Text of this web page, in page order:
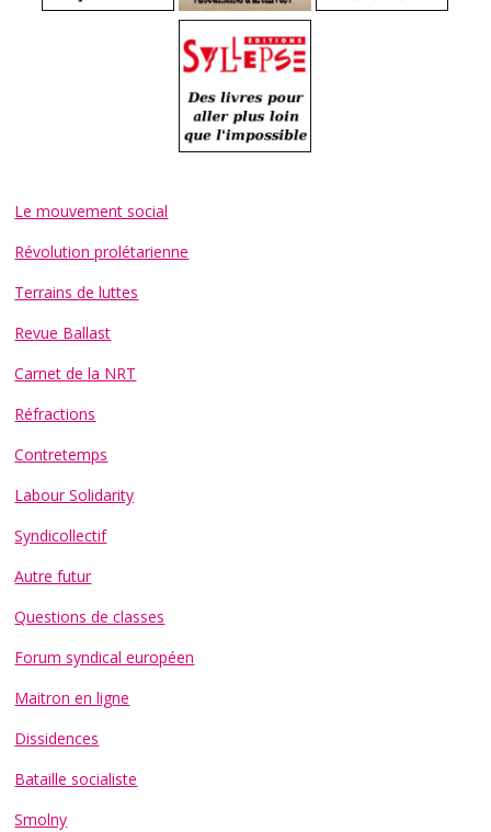
Le mouvement social
Révolution prolétarienne
Terrains de luttes
Revue Ballast
Carnet de la NRT
Réfractions
Contretemps
Labour Solidarity
Syndicollectif
Autre futur
Questions de classes
Forum syndical européen
Maitron en ligne
Dissidences
Bataille socialiste
Smolny